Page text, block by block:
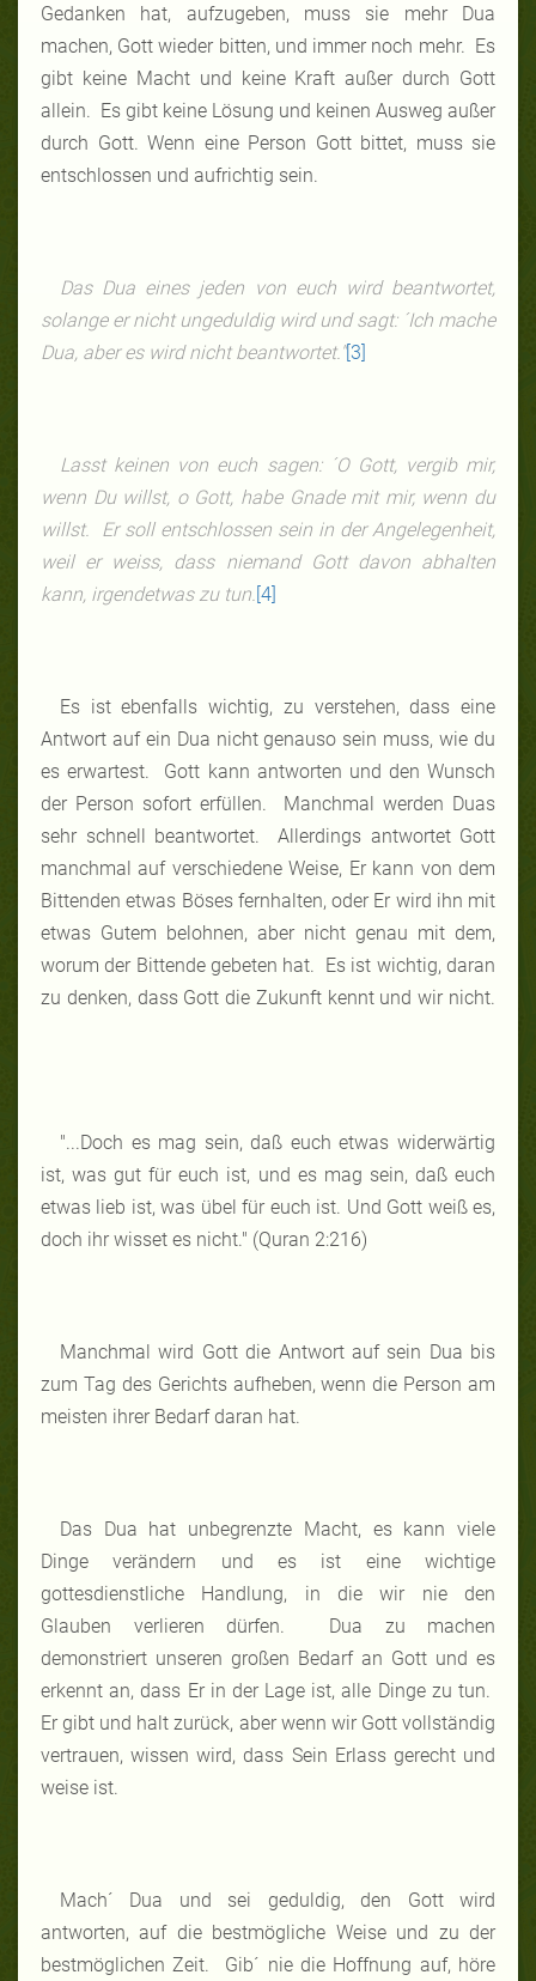
Gedanken hat, aufzugeben, muss sie mehr Dua
machen, Gott wieder bitten, und immer noch mehr. Es
gibt keine Macht und keine Kraft außer durch Gott
allein. Es gibt keine Lösung und keinen Ausweg außer
durch Gott. Wenn eine Person Gott bittet, muss sie
entschlossen und aufrichtig sein.
Das Dua eines jeden von euch wird beantwortet,
solange er nicht ungeduldig wird und sagt: ´Ich mache
Dua, aber es wird nicht beantwortet."[3]
Lasst keinen von euch sagen: ´O Gott, vergib mir,
wenn Du willst, o Gott, habe Gnade mit mir, wenn du
willst. Er soll entschlossen sein in der Angelegenheit,
weil er weiss, dass niemand Gott davon abhalten
kann, irgendetwas zu tun. [4]
Es ist ebenfalls wichtig, zu verstehen, dass eine
Antwort auf ein Dua nicht genauso sein muss, wie du
es erwartest. Gott kann antworten und den Wunsch
der Person sofort erfüllen. Manchmal werden Duas
sehr schnell beantwortet. Allerdings antwortet Gott
manchmal auf verschiedene Weise, Er kann von dem
Bittenden etwas Böses fernhalten, oder Er wird ihn mit
etwas Gutem belohnen, aber nicht genau mit dem,
worum der Bittende gebeten hat. Es ist wichtig, daran
zu denken, dass Gott die Zukunft kennt und wir nicht.
"...Doch es mag sein, daß euch etwas widerwärtig
ist, was gut für euch ist, und es mag sein, daß euch
etwas lieb ist, was übel für euch ist. Und Gott weiß es,
doch ihr wisset es nicht." (Quran 2:216)
Manchmal wird Gott die Antwort auf sein Dua bis
zum Tag des Gerichts aufheben, wenn die Person am
meisten ihrer Bedarf daran hat.
Das Dua hat unbegrenzte Macht, es kann viele
Dinge verändern und es ist eine wichtige
gottesdienstliche Handlung, in die wir nie den
Glauben verlieren dürfen. Dua zu machen
demonstriert unseren großen Bedarf an Gott und es
erkennt an, dass Er in der Lage ist, alle Dinge zu tun.
Er gibt und halt zurück, aber wenn wir Gott vollständig
vertrauen, wissen wird, dass Sein Erlass gerecht und
weise ist.
Mach´ Dua und sei geduldig, den Gott wird
antworten, auf die bestmögliche Weise und zu der
bestmöglichen Zeit. Gib´ nie die Hoffnung auf, höre